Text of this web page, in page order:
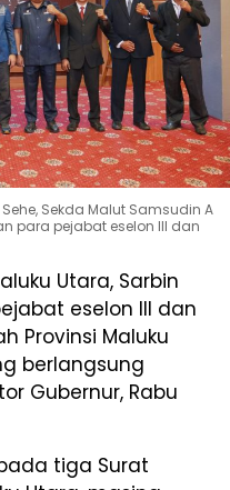
Sekda Malut Samsudin A
para pejabat eselon III dan
Utara, Sarbin
eselon III dan
Provinsi Maluku
berlangsung
Gubernur, Rabu
tiga Surat